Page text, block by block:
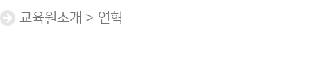
교육원소개 > 연혁